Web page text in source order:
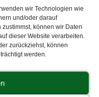
wir Technologien wie
und/oder darauf
können wir Daten
dieser Website verarbeiten.
zurückziehst, können
werden.
POST:
Stadion
Straße